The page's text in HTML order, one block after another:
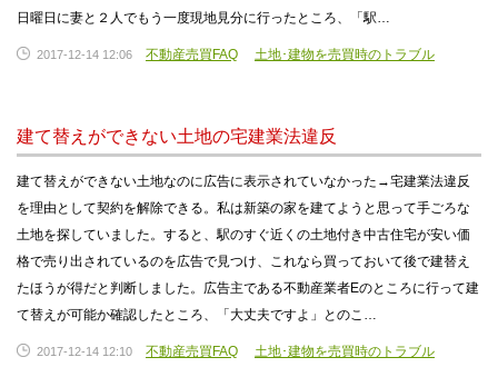
日曜日に妻と２人でもう一度現地見分に行ったところ、「駅…
2017-12-14 12:06 不動産売買FAQ 土地･建物を売買時のトラブル
建て替えができない土地の宅建業法違反
建て替えができない土地なのに広告に表示されていなかった→宅建業法違反
を理由として契約を解除できる。私は新築の家を建てようと思って手ごろな
土地を探していました。すると、駅のすぐ近くの土地付き中古住宅が安い価
格で売り出されているのを広告で見つけ、これなら買っておいて後で建替え
たほうが得だと判断しました。広告主である不動産業者Eのところに行って建
て替えが可能か確認したところ、「大丈夫ですよ」とのこ…
2017-12-14 12:10 不動産売買FAQ 土地･建物を売買時のトラブル